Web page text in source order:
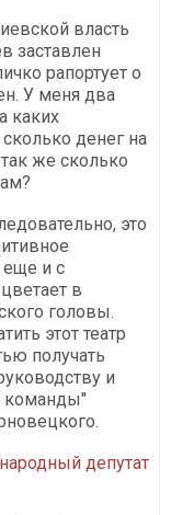
власть
заставлен
рапортует о
У меня два
каких
денег на
же сколько
это
еще и с
в
головы.
этот театр
получать
и
команды"
депутат